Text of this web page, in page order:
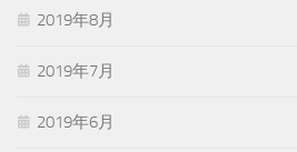
2019年8月
2019年7月
2019年6月